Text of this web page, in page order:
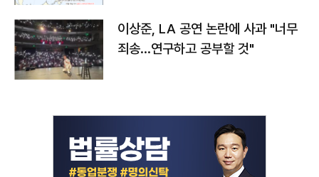
이상준, LA 공연 논란에 사과 "너무
죄송…연구하고 공부할 것"